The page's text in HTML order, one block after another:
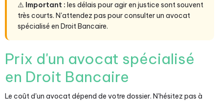
⚠️ Important : les délais pour agir en justice sont souvent
très courts. N'attendez pas pour consulter un avocat
spécialisé en Droit Bancaire.
Prix d'un avocat spécialisé
en Droit Bancaire
Le coût d'un avocat dépend de votre dossier. N'hésitez pas à